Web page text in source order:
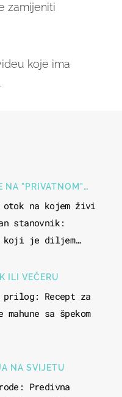
zamijeniti
koje ima
NA "PRIVATNOM"
otok na kojem živi
stanovnik:
koji je diljem
zlatu"
ILI VEČERU
prilog: Recept za
sa špekom
NA SVIJETU
Predivna